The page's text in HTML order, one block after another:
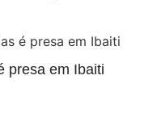
presa em Ibaiti